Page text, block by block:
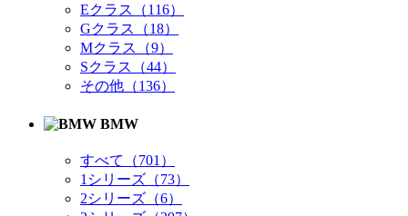
Eクラス（116）
Gクラス（18）
Mクラス（9）
Sクラス（44）
その他（136）
BMW
すべて（701）
1シリーズ（73）
2シリーズ（6）